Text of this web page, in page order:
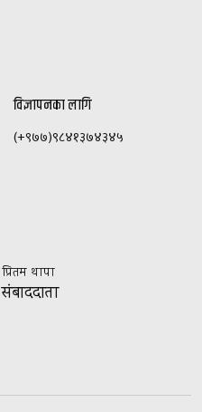
विज्ञापनका लागि
(+९७७)९८४१३७४३४५
प्रितम थापा
संबाददाता